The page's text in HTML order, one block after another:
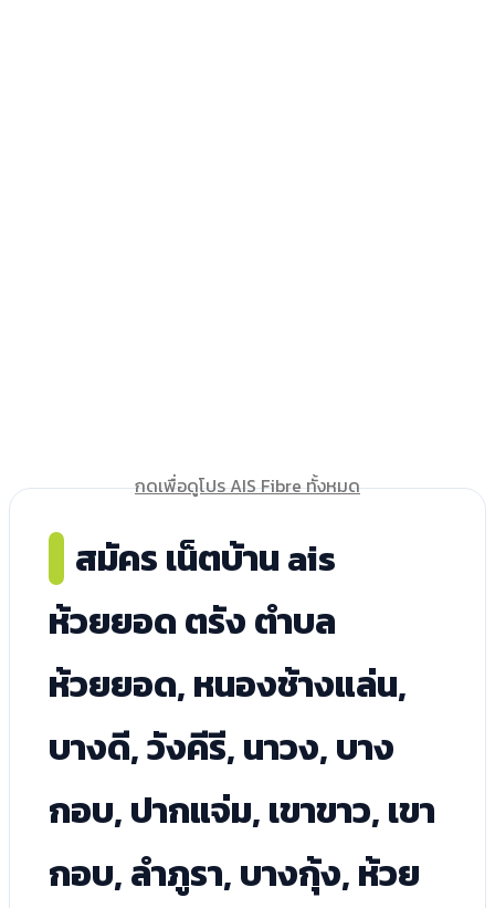
กดเพื่อดูโปร AIS Fibre ทั้งหมด
สมัคร เน็ตบ้าน ais
ห้วยยอด ตรัง ตำบล
ห้วยยอด, หนองช้างแล่น,
บางดี, วังคีรี, นาวง, บาง
กอบ, ปากแจ่ม, เขาขาว, เขา
กอบ, ลำภูรา, บางกุ้ง, ห้วย